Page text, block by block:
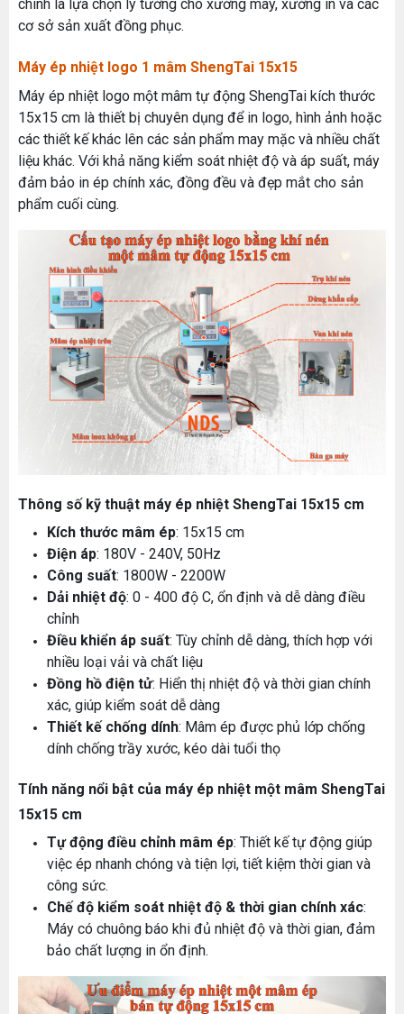
chính là lựa chọn lý tưởng cho xưởng may, xưởng in và các
cơ sở sản xuất đồng phục.
Máy ép nhiệt logo 1 mâm ShengTai 15x15
Máy ép nhiệt logo một mâm tự động ShengTai kích thước
15x15 cm là thiết bị chuyên dụng để in logo, hình ảnh hoặc
các thiết kế khác lên các sản phẩm may mặc và nhiều chất
liệu khác. Với khả năng kiểm soát nhiệt độ và áp suất, máy
đảm bảo in ép chính xác, đồng đều và đẹp mắt cho sản
phẩm cuối cùng.
Thông số kỹ thuật máy ép nhiệt ShengTai 15x15 cm
Kích thước mâm ép: 15x15 cm
Điện áp: 180V - 240V, 50Hz
Công suất: 1800W - 2200W
Dải nhiệt độ: 0 - 400 độ C, ổn định và dễ dàng điều
chỉnh
Điều khiển áp suất: Tùy chỉnh dễ dàng, thích hợp với
nhiều loại vải và chất liệu
Đồng hồ điện tử: Hiển thị nhiệt độ và thời gian chính
xác, giúp kiểm soát dễ dàng
Thiết kế chống dính: Mâm ép được phủ lớp chống
dính chống trầy xước, kéo dài tuổi thọ
Tính năng nổi bật của máy ép nhiệt một mâm ShengTai
15x15 cm
Tự động điều chỉnh mâm ép: Thiết kế tự động giúp
việc ép nhanh chóng và tiện lợi, tiết kiệm thời gian và
công sức.
Chế độ kiểm soát nhiệt độ & thời gian chính xác:
Máy có chuông báo khi đủ nhiệt độ và thời gian, đảm
bảo chất lượng in ổn định.